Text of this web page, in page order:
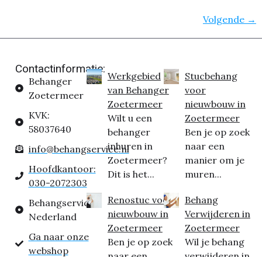
Volgende →
Contactinformatie:
Behanger
Zoetermeer
KVK:
58037640
info@behangservice.nl
Hoofdkantoor:
030-2072303
Behangservice
Nederland
Ga naar onze
webshop
Werkgebied
van Behanger
Zoetermeer
Wilt u een
behanger
inhuren in
Zoetermeer?
Dit is het...
Renostuc voor
nieuwbouw in
Zoetermeer
Ben je op zoek
Stucbehang
voor
nieuwbouw in
Zoetermeer
Ben je op zoek
naar een
manier om je
muren...
Behang
Verwijderen in
Zoetermeer
Wil je behang